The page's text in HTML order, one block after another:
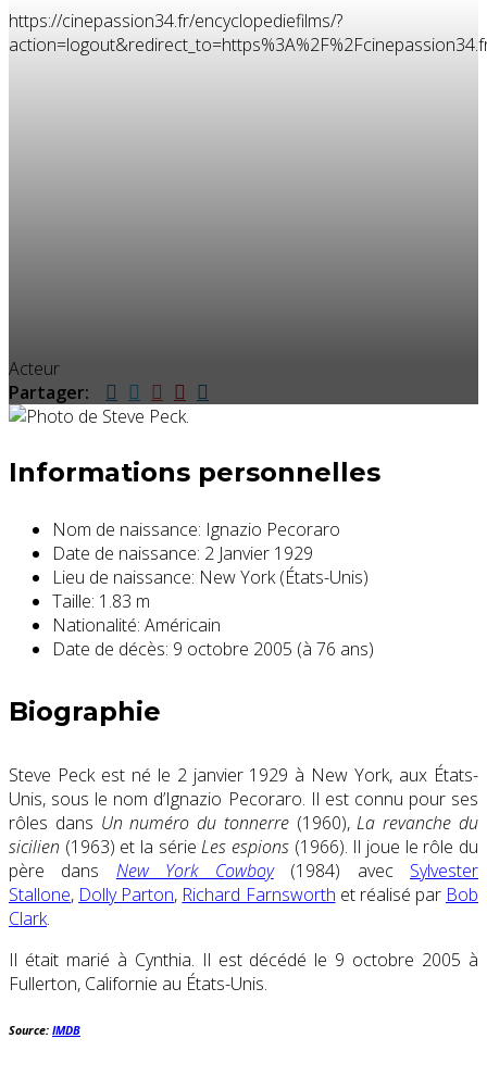
https://cinepassion34.fr/encyclopediefilms/?
Acteur
Partager:
Informations personnelles
Nom de naissance: Ignazio Pecoraro
Date de naissance: 2 Janvier 1929
Lieu de naissance: New York (États-Unis)
Taille: 1.83 m
Nationalité: Américain
Date de décès: 9 octobre 2005 (à 76 ans)
Biographie
Steve Peck est né le 2 janvier 1929 à New York, aux États-
Unis, sous le nom d’Ignazio Pecoraro. Il est connu pour ses
rôles dans Un numéro du tonnerre(1960),La revanche du
sicilien (1963) et la sérieLes espions (1966). Il joue le rôle du
père dans New York Cowboy(1984) avec Sylvester
Stallone, Dolly Parton, Richard Farnsworth et réalisé par Bob
Clark.
Il était marié à Cynthia. Il est décédé le 9 octobre 2005 à
Fullerton, Californie au États-Unis.
Source: IMDB